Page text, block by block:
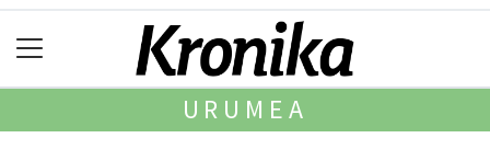
URUMEA